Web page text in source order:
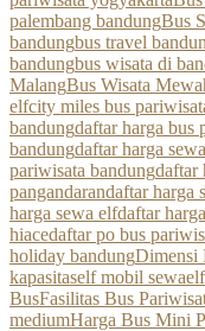
palembang bandungBus
bandungbus travel
bandungbus wisata di
MalangBus Wisata
elfcity miles bus
bandungdaftar harga bus
bandungdaftar harga
pariwisata bandungdaftar
pangandarandaftar harga
harga sewa elfdaftar
hiacedaftar po bus
holiday bandungDimensi
kapasitaself mobil sewa
BusFasilitas Bus
mediumHarga Bus Mini